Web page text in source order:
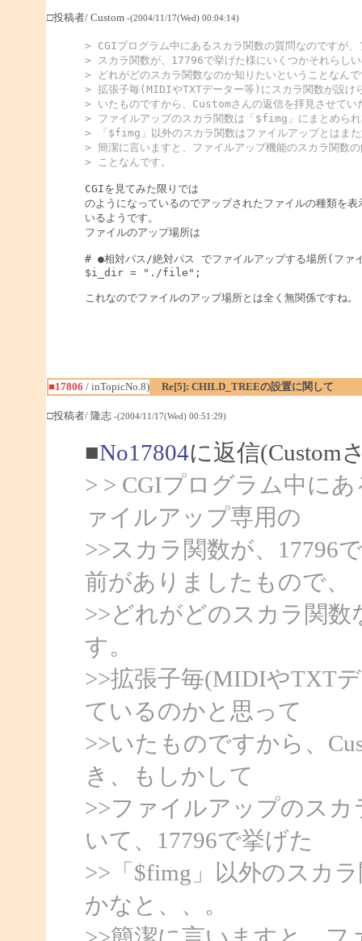
□投稿者/ Custom -(2004/11/17(Wed) 00:04:14)
> CGIプログラム中にあるスカラ関数の質問なのですが、
> スカラ関数が、17796で挙げた様にいくつかそれらし
> どれがどのスカラ関数なのか知りたいということなんで
> 拡張子毎(MIDIやTXTデーター等)にスカラ関数が設け
> いたものですから、Customさんの返信を拝見させてい
> ファイルアップのスカラ関数は「$fimg」にまとめら
> 「$fimg」以外のスカラ関数はファイルアップとはま
> 簡潔に言いますと、ファイルアップ機能のスカラ関数
> ことなんです。
CGIを見てみた限りでは
のようになっているのでアップされたファイルの種類を
いるようです。
ファイルのアップ場所は
# ●相対パス/絶対パス でファイルアップする場所(ファ
$i_dir = "./file";
■17806 / inTopicNo.8) Re[5]: CHILD_TREEの設置に関して
□投稿者/ 隆志 -(2004/11/17(Wed) 00:51:29)
■No17804に返信(Custom
> > CGIプログラム中に
ァイルアップ専用の
>>スカラ関数が、17796
前がありましたもので、
>>どれがどのスカラ関
す。
>>拡張子毎(MIDIやTXT
ているのかと思って
>>いたものですから、
き、もしかして
>>ファイルアップのス
いて、17796で挙げた
>>「$fimg」以外のスカ
かなと、、。